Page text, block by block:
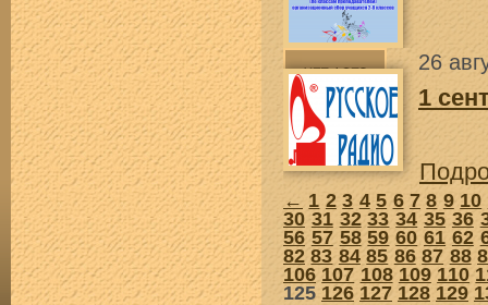
26
1
← 1 2 3 4 5 6 7 8 9 10
30 31 32 33 34 35 36
56 57 58 59 60 61 62
82 83 84 85 86 87 88
106 107 108 109 110
125 126 127 128 129